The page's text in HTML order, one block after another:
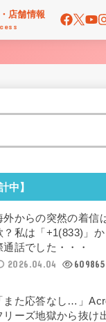
店舗情報
中】
外からの突然の着信
？私は「+1(833)」
通話でした・・・
2026.04.04
609865
また応答なし…」
リーズ地獄から抜け